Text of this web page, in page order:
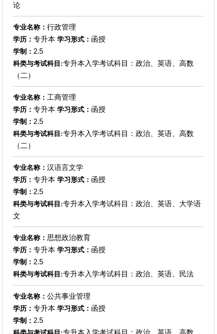
论
专业名称： 行政管理
学历： 专升本 学习形式： 函授
学制： 2.5
科类与考试科目:专升本入学考试科目：政治、英语、高数
（二）
专业名称： 工商管理
学历： 专升本 学习形式： 函授
学制： 2.5
科类与考试科目:专升本入学考试科目：政治、英语、高数
（二）
专业名称： 汉语言文学
学历： 专升本 学习形式： 函授
学制： 2.5
科类与考试科目:专升本入学考试科目：政治、英语、大学语
文
专业名称： 思想政治教育
学历： 专升本 学习形式： 函授
学制： 2.5
科类与考试科目:专升本入学考试科目：政治、英语、民法
专业名称： 公共事业管理
学历： 专升本 学习形式： 函授
学制： 2.5
专升本入学考试科目：政治、英语、高数